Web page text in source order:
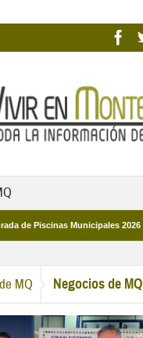
Municipales 2026
MQ Negocios de MQ